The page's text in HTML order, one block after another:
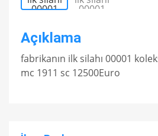
Açıklama
fabrikanın ilk silahı 00001
mc 1911 sc 12500Euro